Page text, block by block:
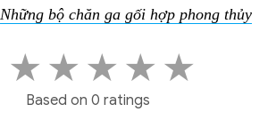
Những bộ chăn ga gối hợp phong thủy
★ ★ ★ ★ ★
Based on 0 ratings